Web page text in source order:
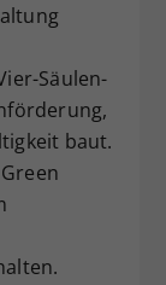
Säulen-
baut.